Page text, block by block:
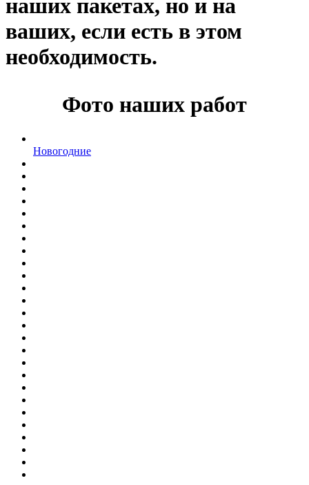
наших пакетах, но и на
ваших, если есть в этом
необходимость.
Фото наших работ
Новогодние